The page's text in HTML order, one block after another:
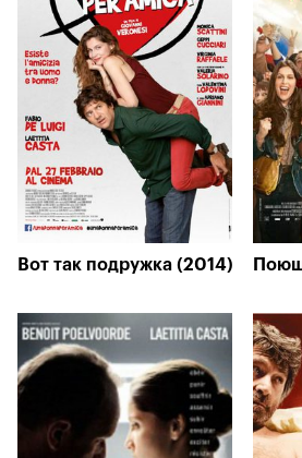
Вот так подружка (2014)